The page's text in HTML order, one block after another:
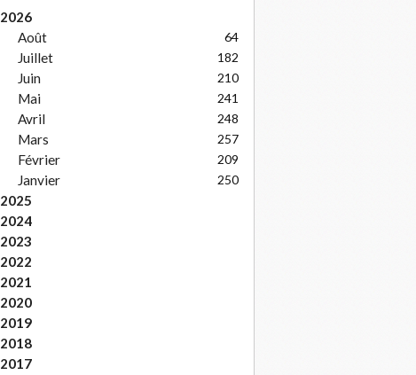
2026
Août
64
Juillet 182
Juin 210
Mai 241
Avril 248
Mars 257
Février 209
Janvier 250
2025
2024
2023
2022
2021
2020
2019
2018
2017